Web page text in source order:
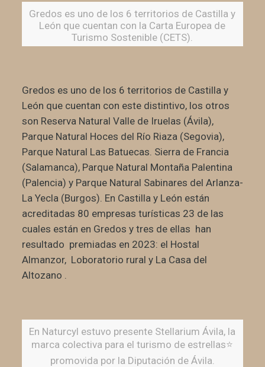
Gredos es uno de los 6 territorios de Castilla y
León que cuentan con la Carta Europea de
Turismo Sostenible (CETS).
Gredos es uno de los 6 territorios de Castilla y
León que cuentan con este distintivo, los otros
son Reserva Natural Valle de Iruelas (Ávila),
Parque Natural Hoces del Río Riaza (Segovia),
Parque Natural Las Batuecas. Sierra de Francia
(Salamanca), Parque Natural Montaña Palentina
(Palencia) y Parque Natural Sabinares del Arlanza-
La Yecla (Burgos). En Castilla y León están
acreditadas 80 empresas turísticas 23 de las
cuales están en Gredos y tres de ellas han
resultado premiadas en 2023: el Hostal
Almanzor, Loboratorio rural y La Casa del
Altozano .
En Naturcyl estuvo presente Stellarium Ávila, la
marca colectiva para el turismo de estrellas⭐
promovida por la Diputación de Ávila.